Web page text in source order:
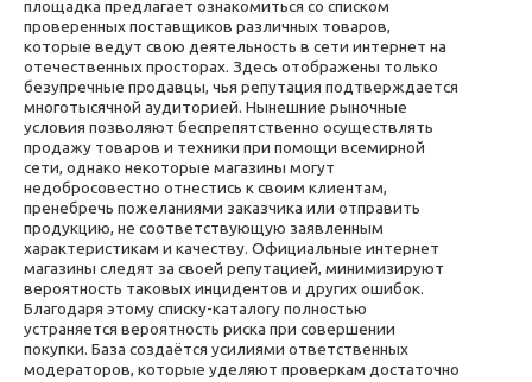
площадка предлагает ознакомиться со списком
проверенных поставщиков различных товаров,
которые ведут свою деятельность в сети интернет на
отечественных просторах. Здесь отображены только
безупречные продавцы, чья репутация подтверждается
многотысячной аудиторией. Нынешние рыночные
условия позволяют беспрепятственно осуществлять
продажу товаров и техники при помощи всемирной
сети, однако некоторые магазины могут
недобросовестно отнестись к своим клиентам,
пренебречь пожеланиями заказчика или отправить
продукцию, не соответствующую заявленным
характеристикам и качеству. Официальные интернет
магазины следят за своей репутацией, минимизируют
вероятность таковых инцидентов и других ошибок.
Благодаря этому списку-каталогу полностью
устраняется вероятность риска при совершении
покупки. База создаётся усилиями ответственных
модераторов, которые уделяют проверкам достаточно